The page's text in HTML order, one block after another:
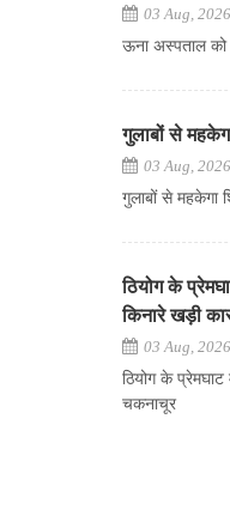
03 Aug,
ऊना अस्पताल
गुलाबों से
03 Aug,
गुलाबों से महकेगा
ठियोग के
किनारे खड़ी
03 Aug,
ठियोग के
चकनाचूर